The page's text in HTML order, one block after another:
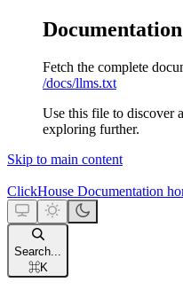
Fetch the complete
/docs/llms.txt
Use this file to discover
exploring further.
Skip to main content
ClickHouse Documentation
Search...
⌘K